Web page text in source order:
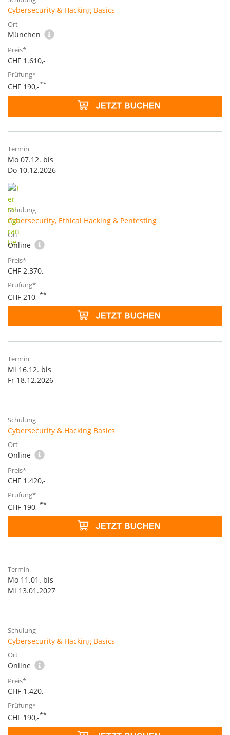
Cybersecurity & Hacking Basics
München
CHF 1.610,-
CHF 190,-**
Mo 07.12. bis
Do 10.12.2026
Cybersecurity, Ethical Hacking & Pentesting
Online
CHF 2.370,-
CHF 210,-**
Mi 16.12. bis
Fr 18.12.2026
Cybersecurity & Hacking Basics
Online
CHF 1.420,-
CHF 190,-**
Mo 11.01. bis
Mi 13.01.2027
Cybersecurity & Hacking Basics
Online
CHF 1.420,-
CHF 190,-**